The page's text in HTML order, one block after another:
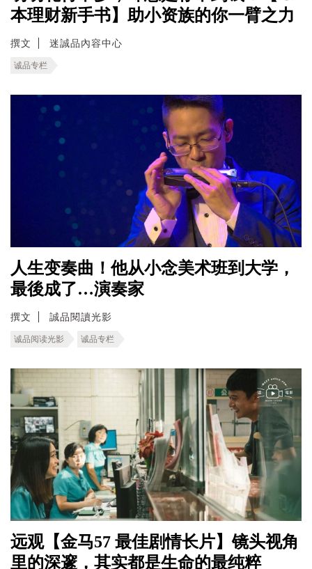
本理财新手书】助小资族的你一臂之力
撰文 迷誠品內容中心
诚品专栏
人生变奏曲！他从小念美术班到大学，
最後成了…演奏家
撰文 誠品閱讀光影
诚品阅读光影 诚品专栏
远观【金马57 最佳剧情长片】镜头视角
里的深邃，其实都是生命的最纯粹